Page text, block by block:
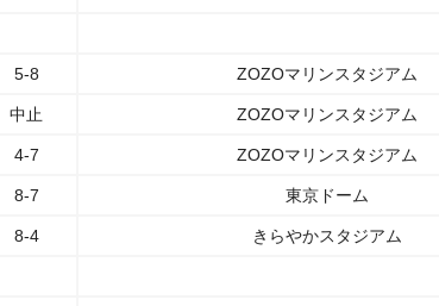
5-8 ZOZOマリンスタジアム
中止 ZOZOマリンスタジアム
4-7 ZOZOマリンスタジアム
8-7 東京ドーム
8-4 きらやかスタジアム